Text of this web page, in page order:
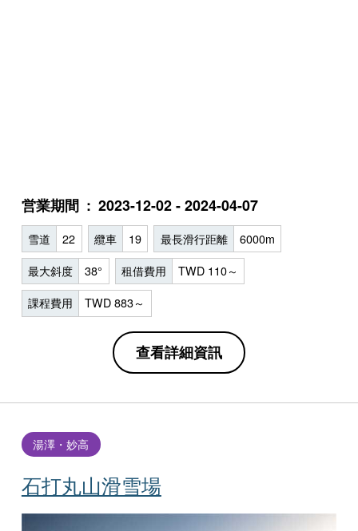
営業期間 2023-12-02 - 2024-04-07
雪道 22 纜車 19 最長滑行距離 6000m
最大斜度 38° 租借費用 TWD 110～
課程費用 TWD 883～
查看詳細資訊
石打丸山滑雪場
湯澤・妙高